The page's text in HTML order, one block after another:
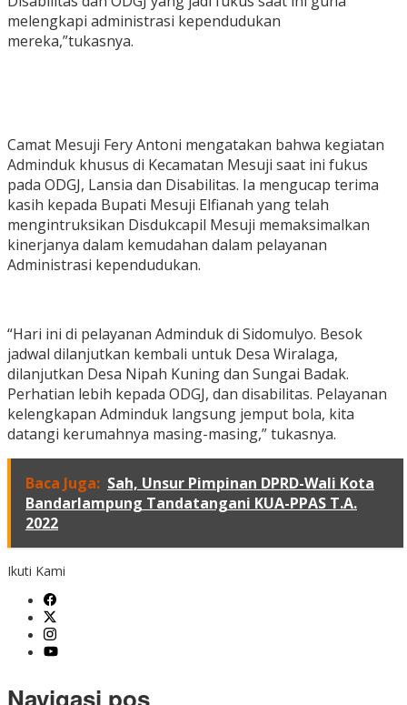
melengkapi administrasi kependudukan
mereka,”tukasnya.
Camat Mesuji Fery Antoni mengatakan bahwa kegiatan
Adminduk khusus di Kecamatan Mesuji saat ini fukus
pada ODGJ, Lansia dan Disabilitas. Ia mengucap terima
kasih kepada Bupati Mesuji Elfianah yang telah
mengintruksikan Disdukcapil Mesuji memaksimalkan
kinerjanya dalam kemudahan dalam pelayanan
Administrasi kependudukan.
“Hari ini di pelayanan Adminduk di Sidomulyo. Besok
jadwal dilanjutkan kembali untuk Desa Wiralaga,
dilanjutkan Desa Nipah Kuning dan Sungai Badak.
Perhatian lebih kepada ODGJ, dan disabilitas. Pelayanan
kelengkapan Adminduk langsung jemput bola, kita
datangi kerumahnya masing-masing,” tukasnya.
Baca Juga: Sah, Unsur Pimpinan DPRD-Wali Kota
Bandarlampung Tandatangani KUA-PPAS T.A.
2022
Ikuti Kami
Navigasi pos